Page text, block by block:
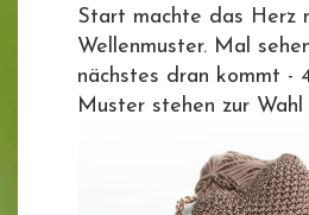
Start machte das Herz
Wellenmuster. Mal
nächstes dran kommt -
Muster stehen zur Wahl